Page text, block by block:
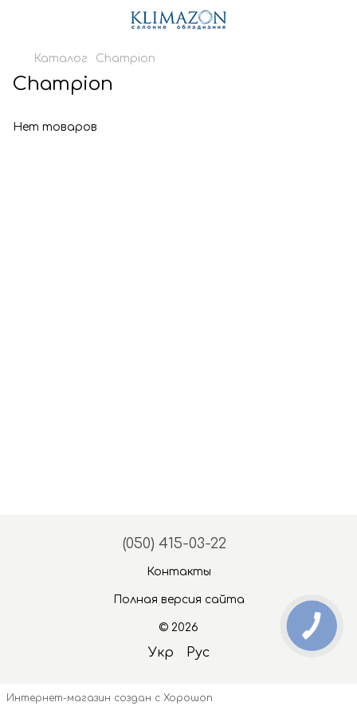
Каталог Champion
Champion
Нет товаров
(050) 415-03-22
Контакты
Полная версия сайта
© 2026
Укр Рус
Интернет-магазин создан с Хорошоп